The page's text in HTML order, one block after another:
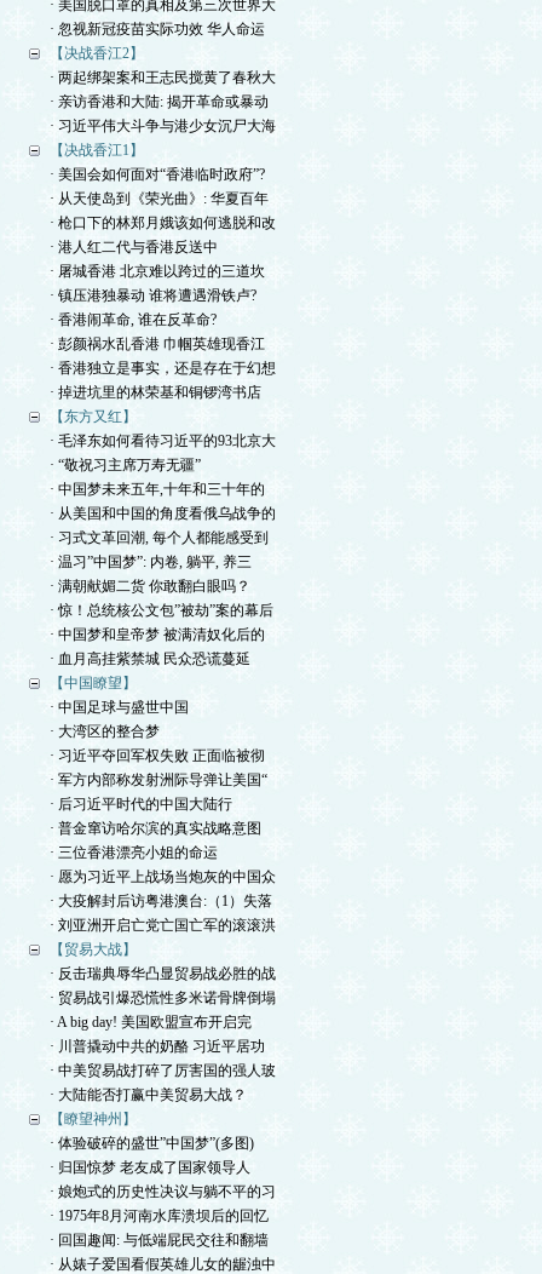
· 美国脱口罩的真相及第三次世界大
· 忽视新冠疫苗实际功效 华人命运
【决战香江2】
· 两起绑架案和王志民搅黄了春秋大
· 亲访香港和大陆: 揭开革命或暴动
· 习近平伟大斗争与港少女沉尸大海
【决战香江1】
· 美国会如何面对“香港临时政府”?
· 从天使岛到《荣光曲》: 华夏百年
· 枪口下的林郑月娥该如何逃脱和改
· 港人红二代与香港反送中
· 屠城香港 北京难以跨过的三道坎
· 镇压港独暴动 谁将遭遇滑铁卢?
· 香港闹革命, 谁在反革命?
· 彭颜祸水乱香港 巾帼英雄现香江
· 香港独立是事实，还是存在于幻想
· 掉进坑里的林荣基和铜锣湾书店
【东方又红】
· 毛泽东如何看待习近平的93北京大
· “敬祝习主席万寿无疆”
· 中国梦未来五年,十年和三十年的
· 从美国和中国的角度看俄乌战争的
· 习式文革回潮, 每个人都能感受到
· 温习”中国梦”: 内卷, 躺平, 养三
· 满朝献媚二货 你敢翻白眼吗？
· 惊！总统核公文包”被劫”案的幕后
· 中国梦和皇帝梦 被满清奴化后的
· 血月高挂紫禁城 民众恐谎蔓延
【中国瞭望】
· 中国足球与盛世中国
· 大湾区的整合梦
· 习近平夺回军权失败 正面临被彻
· 军方内部称发射洲际导弹让美国“
· 后习近平时代的中国大陆行
· 普金窜访哈尔滨的真实战略意图
· 三位香港漂亮小姐的命运
· 愿为习近平上战场当炮灰的中国众
· 大疫解封后访粤港澳台:（1）失落
· 刘亚洲开启亡党亡国亡军的滚滚洪
【贸易大战】
· 反击瑞典辱华凸显贸易战必胜的战
· 贸易战引爆恐慌性多米诺骨牌倒塌
· A big day! 美国欧盟宣布开启完
· 川普撬动中共的奶酪 习近平居功
· 中美贸易战打碎了厉害国的强人玻
· 大陆能否打赢中美贸易大战？
【瞭望神州】
· 体验破碎的盛世”中国梦”(多图)
· 归国惊梦 老友成了国家领导人
· 娘炮式的历史性决议与躺不平的习
· 1975年8月河南水库溃坝后的回忆
· 回国趣闻: 与低端屁民交往和翻墙
· 从婊子爱国看假英雄儿女的龌浊中